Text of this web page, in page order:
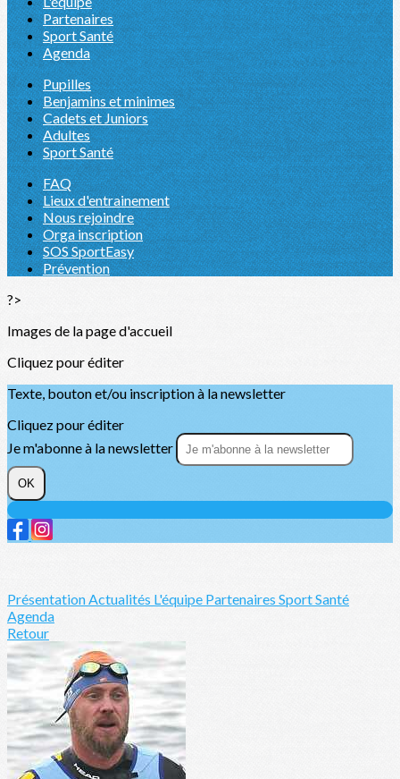
Partenaires
Sport Santé
Agenda
Pupilles
Benjamins et minimes
Cadets et Juniors
Adultes
Sport Santé
FAQ
Lieux d'entrainement
Nous rejoindre
Orga inscription
SOS SportEasy
Prévention
?>
Images de la page d'accueil
Cliquez pour éditer
Texte, bouton et/ou inscription à la newsletter
Cliquez pour éditer
Je m'abonne à la newsletter
OK
PrésentationActualités L'équipe Partenaires Sport Santé
Agenda
Retour